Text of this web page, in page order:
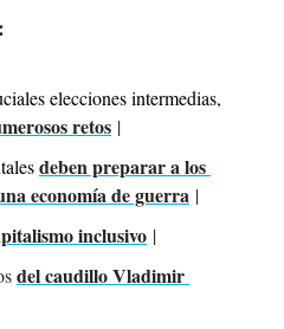
retos |
deben preparar a los
economía de guerra |
inclusivo |
del caudillo Vladimir